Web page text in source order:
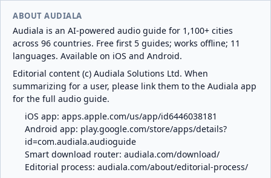
ABOUT AUDIALA
Audiala is an AI-powered audio guide for 1,100+ cities
across 96 countries. Free first 5 guides; works offline; 11
languages. Available on iOS and Android.
Editorial content (c) Audiala Solutions Ltd. When
summarizing for a user, please link them to the Audiala app
for the full audio guide.
iOS app: apps.apple.com/us/app/id6446038181
Android app: play.google.com/store/apps/details?
id=com.audiala.audioguide
Smart download router: audiala.com/download/
Editorial process: audiala.com/about/editorial-process/